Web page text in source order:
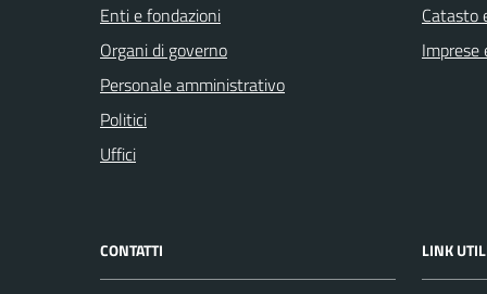
Enti e fondazioni
Organi di governo
Personale amministrativo
Politici
Uffici
Catasto
Imprese
CONTATTI LINK